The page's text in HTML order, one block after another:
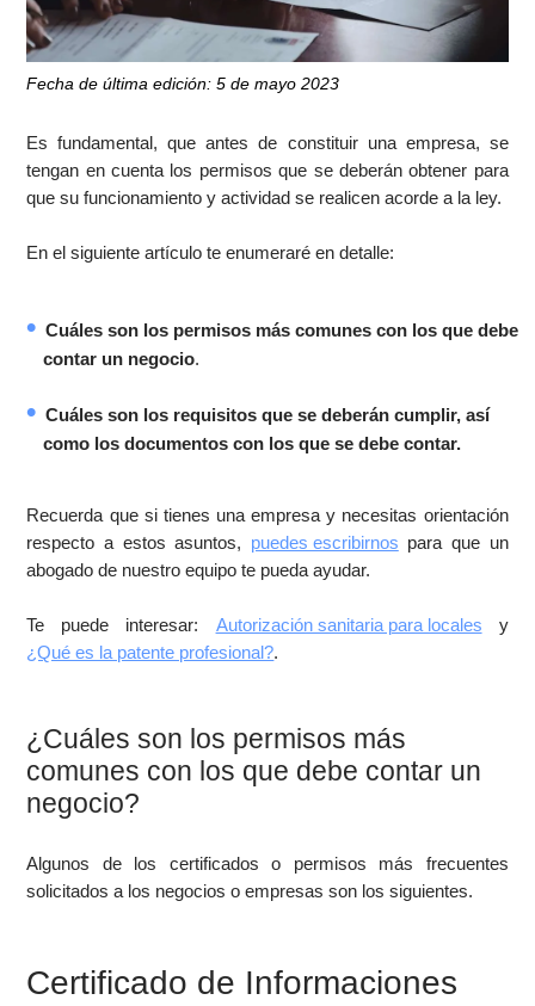
Fecha de última edición: 5 de mayo 2023
Es fundamental, que antes de constituir una empresa, se
tengan en cuenta los permisos que se deberán obtener para
que su funcionamiento y actividad se realicen acorde a la ley.
En el siguiente artículo te enumeraré en detalle:
Cuáles son los permisos más comunes con los que debe
contar un negocio.
Cuáles son los requisitos que se deberán cumplir, así
como los documentos con los que se debe contar.
Recuerda que si tienes una empresa y necesitas orientación
respecto a estos asuntos, puedes escribirnos para que un
abogado de nuestro equipo te pueda ayudar.
Te puede interesar: Autorización sanitaria para locales y
¿Qué es la patente profesional?.
¿Cuáles son los permisos más
comunes con los que debe contar un
negocio?
Algunos de los certificados o permisos más frecuentes
solicitados a los negocios o empresas son los siguientes.
Certificado de Informaciones